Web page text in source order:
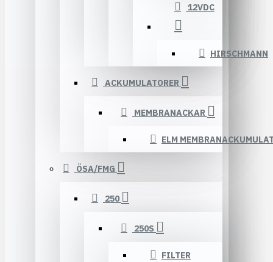
12VDC
HIRSCHMANN
ACKUMULATORER
MEMBRANACKAR
ELM
ÖSA/FMG
250
250S
FILTER